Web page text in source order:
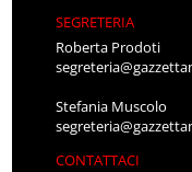
SEGRETERIA
Roberta Prodoti
Stefania Muscolo
CONTATTACI